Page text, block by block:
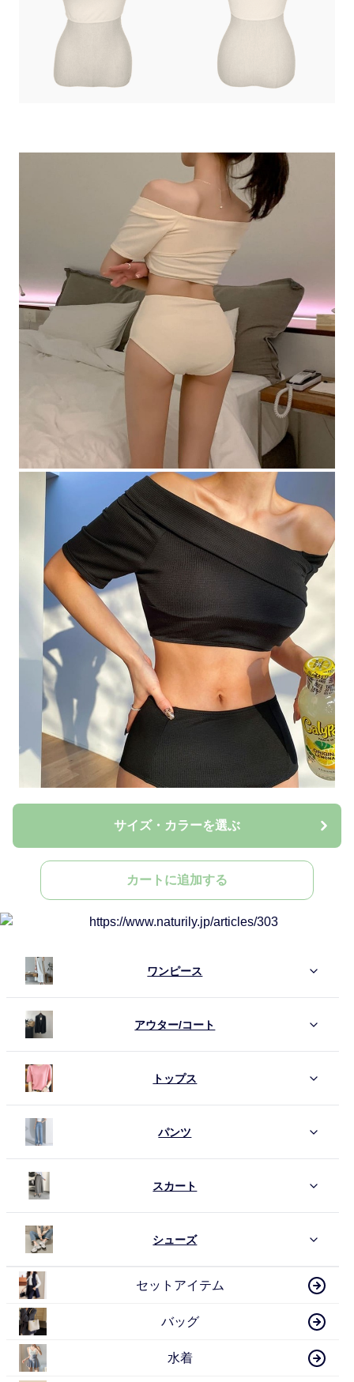
サイズ・カラーを選ぶ
カートに追加する
ワンピース
アウター/コート
トップス
パンツ
スカート
シューズ
セットアイテム
バッグ
水着